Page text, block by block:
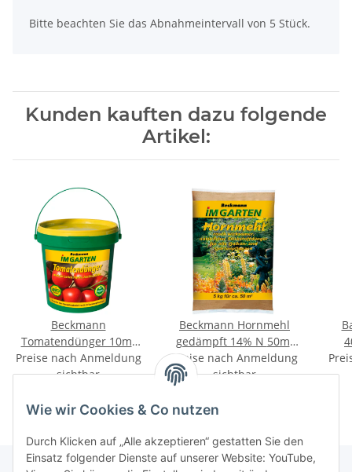
Bitte beachten Sie das Abnahmeintervall von 5 Stück.
Kunden kauften dazu folgende
Artikel:
Beckmann
Tomatendünger 10m²
Eimer 1 kg
Preise nach Anmeldung
sichtbar
Beckmann Hornmehl
gedämpft 14% N 50m²
5,0 kg
Preise nach Anmeldung
sichtbar
Wie wir Cookies & Co nutzen
Durch Klicken auf „Alle akzeptieren“ gestatten Sie den
Einsatz folgender Dienste auf unserer Website: YouTube,